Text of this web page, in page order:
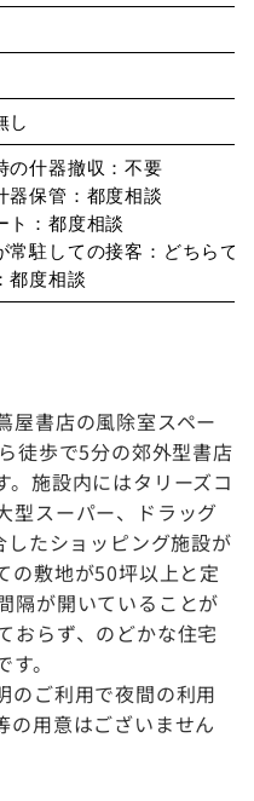
し
の什器撤収：不要
器保管：都度相談
ト：都度相談
常駐しての接客：どちらで
都度相談
屋書店の風除室スペー
徒歩で5分の郊外型書店
。施設内にはタリーズコ
型スーパー、ドラッグ
たショッピング施設が
の敷地が50坪以上と定
隔が開いていることが
おらず、のどかな住宅
。
のご利用で夜間の利用
の用意はございません